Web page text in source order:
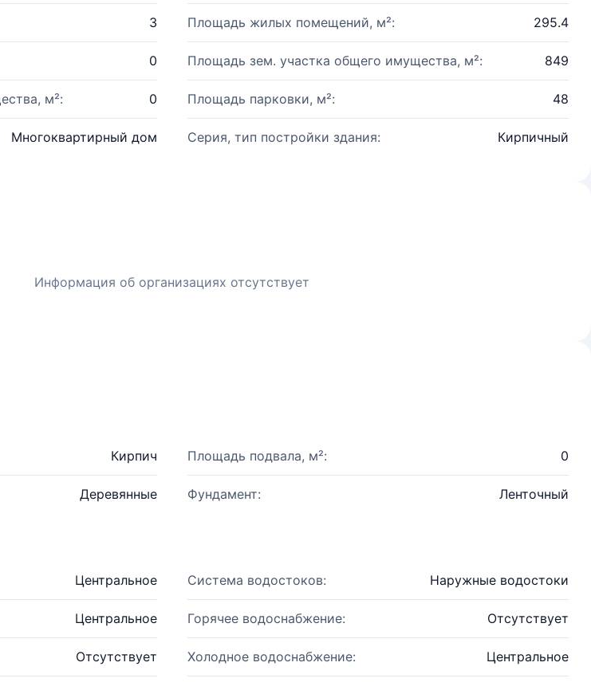
3 Площадь жилых помещений, м²: 295.4
0 Площадь зем. участка общего имущества, м²: 849
м²: 0 Площадь парковки, м²: 48
Многоквартирный дом Серия, тип постройки здания: Кирпичный
Информация об организациях отсутствует
Кирпич Площадь подвала, м²: 0
Деревянные Фундамент: Ленточный
Центральное Система водостоков: Наружные водостоки
Центральное Горячее водоснабжение: Отсутствует
Отсутствует Холодное водоснабжение: Центральное